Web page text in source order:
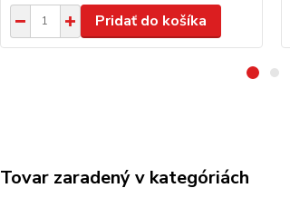
Pridať do košíka
Tovar zaradený v kategóriách